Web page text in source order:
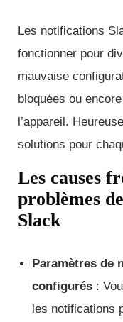
Les notifications
fonctionner pour
mauvaise
bloquées ou
l’appareil.
solutions pour
Les causes
problèmes
Slack
Paramètres de
configurés :
les notifications